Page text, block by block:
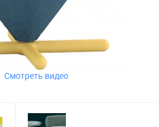
Смотреть видео